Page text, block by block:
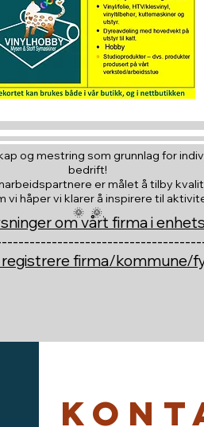
og mestring som grunnlag for
bedrift!
er målet å tilby
håper vi klarer å inspirere til
🌞 🌞,
om vårt firma i
firma/kommune/